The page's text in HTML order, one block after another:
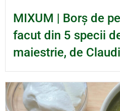
MIXUM | Borș de
facut din 5 specii
maiestrie, de